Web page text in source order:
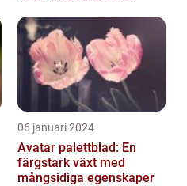
06 januari 2024
Avatar palettblad: En
färgstark växt med
mångsidiga egenskaper